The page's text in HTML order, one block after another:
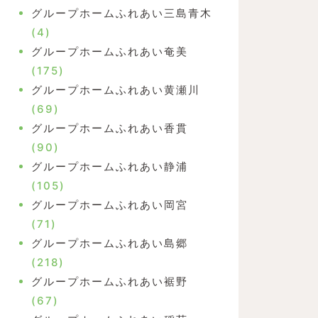
グループホームふれあい三島青木
(4)
グループホームふれあい奄美
(175)
グループホームふれあい黄瀬川
(69)
グループホームふれあい香貫
(90)
グループホームふれあい静浦
(105)
グループホームふれあい岡宮
(71)
グループホームふれあい島郷
(218)
グループホームふれあい裾野
(67)